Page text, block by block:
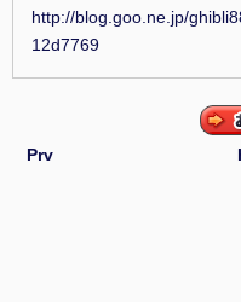
http://blog.goo.ne.jp/
12d7769
Prv